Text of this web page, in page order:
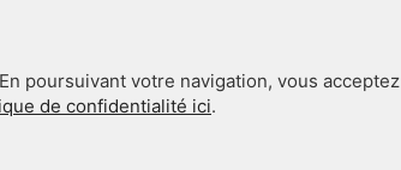
poursuivant votre navigation, vous acceptez
de confidentialité ici.